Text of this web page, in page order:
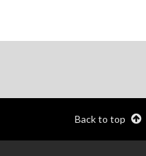
Back to top